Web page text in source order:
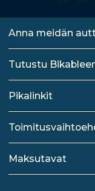
Anna meidän
Tutustu
Pikalinkit
Maksutavat